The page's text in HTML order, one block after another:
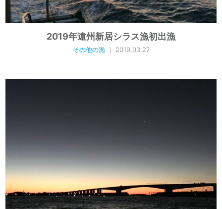
2019年遠州新居シラス漁初出漁
その他の漁 ｜ 2019.03.27